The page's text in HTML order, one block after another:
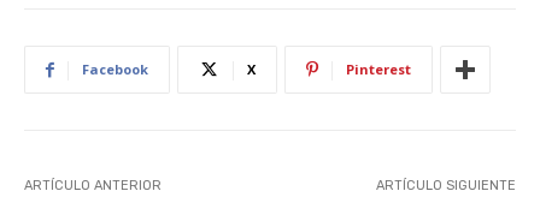
Facebook X Pinterest
ARTÍCULO ANTERIOR ARTÍCULO SIGUIENTE